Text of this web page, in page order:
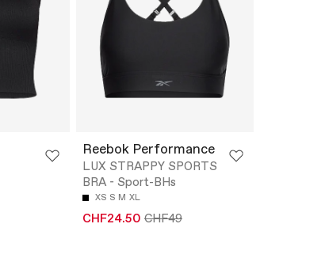
Reebok Performance
LUX STRAPPY SPORTS
BRA - Sport-BHs
XS S M XL
CHF24.50 CHF49